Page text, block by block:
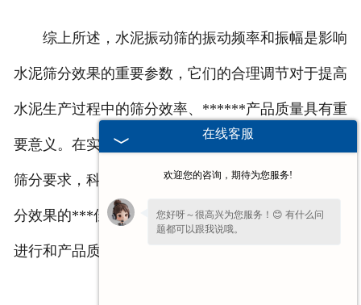
综上所述，水泥振动筛的振动频率和振幅是影响
水泥筛分效果的重要参数，它们的合理调节对于提高
水泥生产过程中的筛分效率、******产品质量具有重
要意义。在实际操作中，需要根据水泥颗粒的特性和
筛分要求，科学调整振动频率和振幅，以实现水泥筛
分效果的***佳状态，从而确保水泥生产过程的顺利
进行和产品质量的稳定提升。
在线客服
欢迎您的咨询，期待为您服务!
您好呀～很高兴为您服务！😊 有什么问
题都可以跟我说哦。